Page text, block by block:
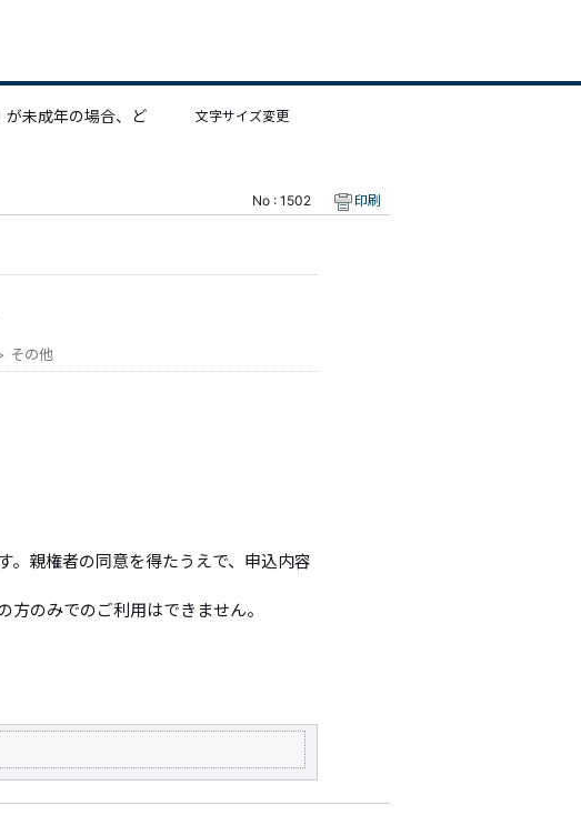
文字サイズ変更
が未成年の場合、ど
No : 1502 印刷
その他
。親権者の同意を得たうえで、申込内容
のみでのご利用はできません。